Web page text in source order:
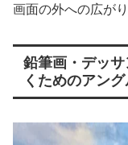
画面の外への広が
鉛筆画・デッ
くためのアン